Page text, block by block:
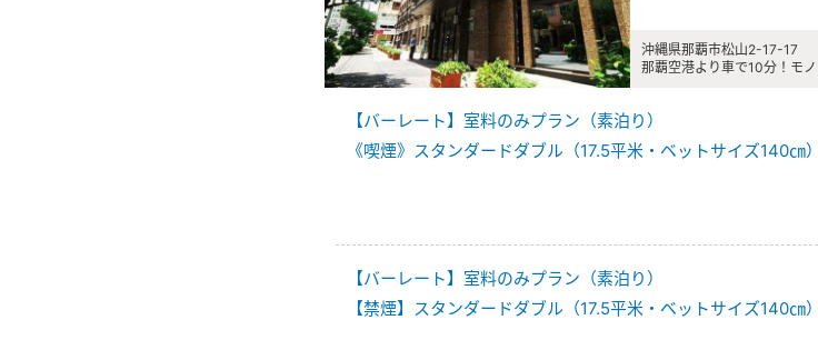
沖縄県那覇市松山2-17-17
那覇空港より車で10分！モ
【バーレート】室料のみプラン（素泊り）
《喫煙》スタンダードダブル（17.5平米・ベットサイズ140㎝）
【バーレート】室料のみプラン（素泊り）
【禁煙】スタンダードダブル（17.5平米・ベットサイズ140㎝）